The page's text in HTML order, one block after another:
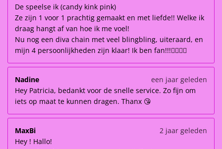
De speelse ik (candy kink pink)
Ze zijn 1 voor 1 prachtig gemaakt en met liefde!! Welke ik
draag hangt af van hoe ik me voel!
Nu nog een diva chain met veel blingbling, uiteraard, en
mijn 4 persoonlijkheden zijn klaar! Ik ben fan!!!👌🏽👌🏽
Nadine
een jaar geleden
Hey Patricia, bedankt voor de snelle service. Zo fijn om
iets op maat te kunnen dragen. Thanx 😘
MaxBi
2 jaar geleden
Hey ! Hallo!